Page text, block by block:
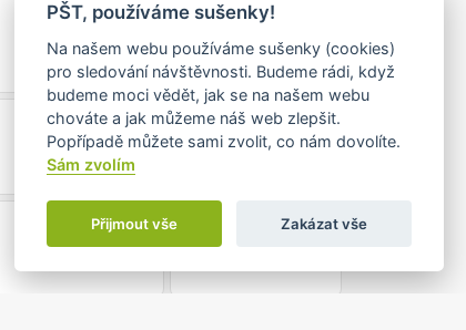
18
•
19
•
25
•
26
•
PŠT, používáme sušenky!
Na našem webu používáme sušenky (cookies)
pro sledování návštěvnosti. Budeme rádi, když
budeme moci vědět, jak se na našem webu
chováte a jak můžeme náš web zlepšit.
Popřípadě můžete sami zvolit, co nám dovolíte.
Sám zvolím
Přijmout vše Zakázat vše